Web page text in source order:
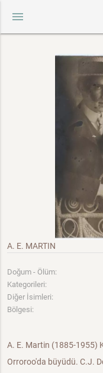
menu
A. E. MARTIN
Doğum - Ölüm:
Kategorileri:
Diğer İsimleri:
Bölgesi:
A. E. Martin (1885-1955)
Orroroo'da büyüdü. C.J.